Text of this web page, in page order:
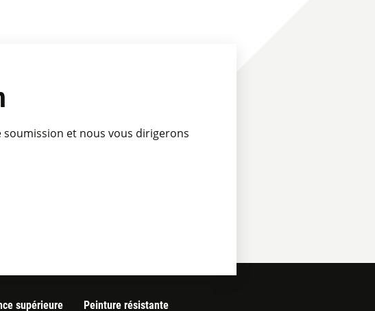
et nous vous dirigerons
supérieure Peinture résistante